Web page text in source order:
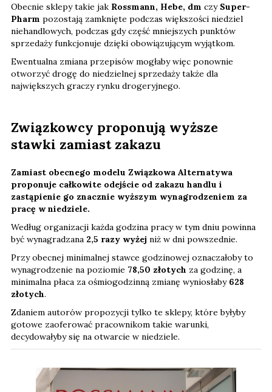
Obecnie sklepy takie jak Rossmann, Hebe, dm czy Super-
Pharm pozostają zamknięte podczas większości niedziel
niehandlowych, podczas gdy część mniejszych punktów
sprzedaży funkcjonuje dzięki obowiązującym wyjątkom.
Ewentualna zmiana przepisów mogłaby więc ponownie
otworzyć drogę do niedzielnej sprzedaży także dla
największych graczy rynku drogeryjnego.
Związkowcy proponują wyższe
stawki zamiast zakazu
Zamiast obecnego modelu Związkowa Alternatywa
proponuje całkowite odejście od zakazu handlu i
zastąpienie go znacznie wyższym wynagrodzeniem za
pracę w niedziele.
Według organizacji każda godzina pracy w tym dniu powinna
być wynagradzana 2,5 razy wyżej niż w dni powszednie.
Przy obecnej minimalnej stawce godzinowej oznaczałoby to
wynagrodzenie na poziomie 78,50 złotych za godzinę, a
minimalna płaca za ośmiogodzinną zmianę wyniosłaby 628
złotych.
Zdaniem autorów propozycji tylko te sklepy, które byłyby
gotowe zaoferować pracownikom takie warunki,
decydowałyby się na otwarcie w niedziele.